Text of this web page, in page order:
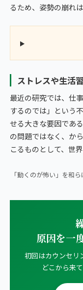
るため、姿勢の崩れ
ストレスや生活
最近の研究では、仕
するのでは」という
せる大きな要因であ
の問題ではなく、か
こるものとして、世
▶ 朝ベッドで1分｜腰
「動くのが怖い」を和
原因を一
初回はカウンセリ
どこから来